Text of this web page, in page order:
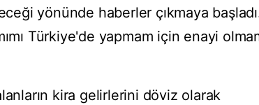
yönünde haberler çıkmaya
Türkiye'de yapmam için enayi
kira gelirlerini döviz olarak